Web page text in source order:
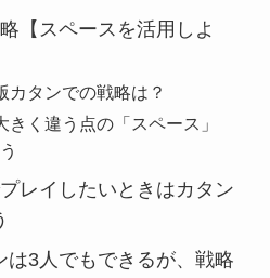
【スペースを活用しよ
カタンでの戦略は？
きく違う点の「スペース」
レイしたいときはカタン
は3人でもできるが、戦略